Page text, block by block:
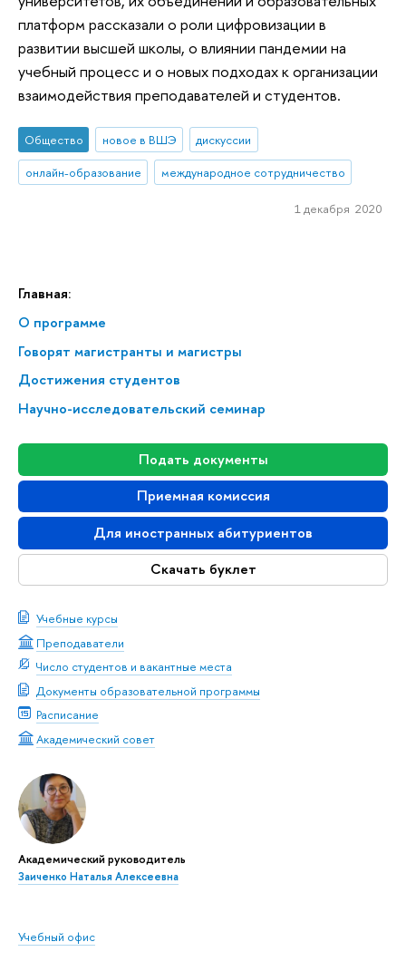
Главная:
О программе
Говорят магистранты и магистры
Достижения студентов
Научно-исследовательский семинар
Подать документы
Приемная комиссия
Для иностранных абитуриентов
Скачать буклет
Учебные курсы
Преподаватели
Число студентов и вакантные места
Документы образовательной программы
Расписание
Академический совет
Академический руководитель
Заиченко Наталья Алексеевна
Учебный офис
платформ рассказали о роли цифровизации в
развитии высшей школы, о влиянии пандемии на
учебный процесс и о новых подходах к организации
взаимодействия преподавателей и студентов.
Общество новое в ВШЭ
дискуссии
онлайн-образование
международное сотрудничество
1 декабря 2020